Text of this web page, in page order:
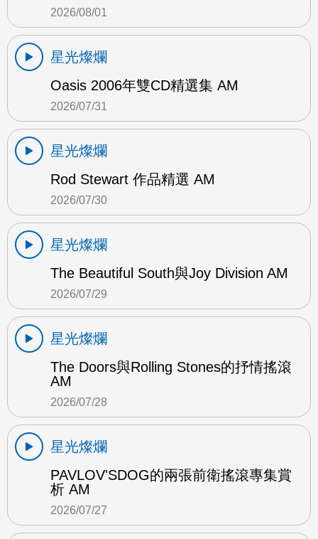
2026/08/01
星光燦爛
Oasis 2006年雙CD精選集 AM
2026/07/31
星光燦爛
Rod Stewart 作品精選 AM
2026/07/30
星光燦爛
The Beautiful South與Joy Division AM
2026/07/29
星光燦爛
The Doors與Rolling Stones的抒情搖滾
AM
2026/07/28
星光燦爛
PAVLOV'SDOG的兩張前衛搖滾專集賞
析 AM
2026/07/27